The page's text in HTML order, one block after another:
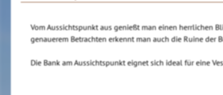
Vom Aussichtspunkt aus genießt man einen herrlichen
genauerem Betrachten erkennt man auch die Ruine der
Die Bank am Aussichtspunkt eignet sich ideal für eine